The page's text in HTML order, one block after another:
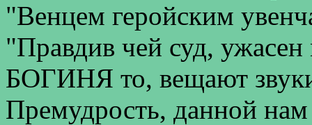
"Венцем геройским
"Правдив чей суд,
БОГИНЯ то, вещают
Премудрость, данной нам